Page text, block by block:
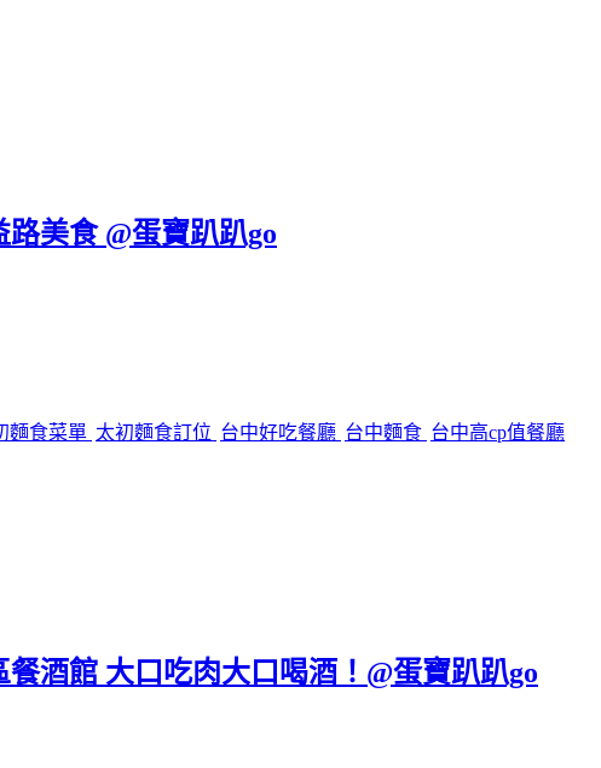
美食 @蛋寶趴趴go
麵食菜單 太初麵食訂位 台中好吃餐廳 台中麵食 台中高cp值餐廳
酒館 大口吃肉大口喝酒！@蛋寶趴趴go